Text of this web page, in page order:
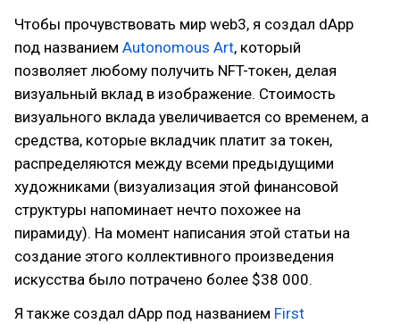
Чтобы прочувствовать мир web3, я создал dApp
под названием Autonomous Art, который
позволяет любому получить NFT-токен, делая
визуальный вклад в изображение. Стоимость
визуального вклада увеличивается со временем, а
средства, которые вкладчик платит за токен,
распределяются между всеми предыдущими
художниками (визуализация этой финансовой
структуры напоминает нечто похожее на
пирамиду). На момент написания этой статьи на
создание этого коллективного произведения
искусства было потрачено более $38 000.
Я также создал dApp под названием First